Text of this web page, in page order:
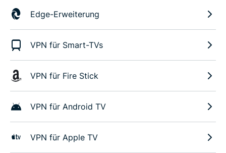
Edge-Erweiterung
VPN für Smart-TVs
VPN für Fire Stick
VPN für Android TV
VPN für Apple TV